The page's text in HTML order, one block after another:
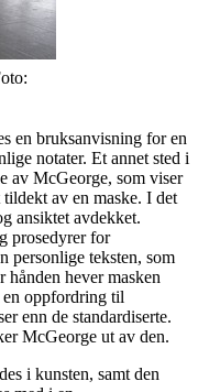
en bruksanvisning for en
notater. Et annet sted i
av McGeorge, som viser
av en maske. I det
ansiktet avdekket.
prosedyrer for
personlige teksten, som
hånden hever masken
oppfordring til
enn de standardiserte.
McGeorge ut av den.
i kunsten, samt den